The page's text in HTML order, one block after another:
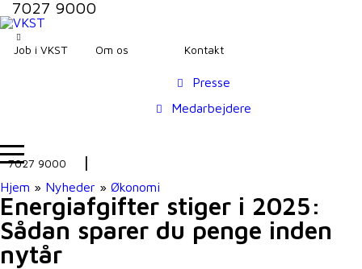
7027 9000
Job i VKST Om os Kontakt
Presse
Medarbejdere
7027 9000
Hjem » Nyheder » Økonomi
Energiafgifter stiger i 2025:
Sådan sparer du penge inden
nytår